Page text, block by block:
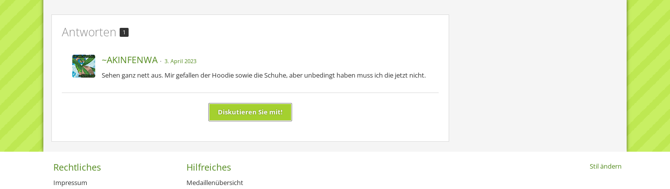
Antworten 1
~AKINFENWA 3. April 2023
Sehen ganz nett aus. Mir gefallen der Hoodie sowie die Schuhe, aber unbedingt haben muss ich die jetzt nicht.
Diskutieren Sie mit!
Stil ändern
Rechtliches
Impressum
Hilfreiches
Medaillenübersicht